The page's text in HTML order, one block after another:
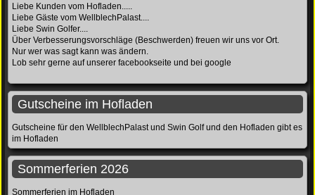
Liebe Kunden vom Hofladen.....
Liebe Gäste vom WellblechPalast....
Liebe Swin Golfer....
Über Verbesserungsvorschläge (Beschwerden) freuen wir uns vor Ort.
Nur wer was sagt kann was ändern.
Lob sehr gerne auf unserer facebookseite und bei google
Gutscheine im Hofladen
Gutscheine für den WellblechPalast und Swin Golf und den Hofladen gibt es
im Hofladen
Sommerferien 2026
Sommerferien im Hofladen